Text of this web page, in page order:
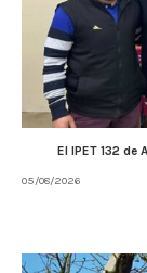
El IPET 132
05/08/2026